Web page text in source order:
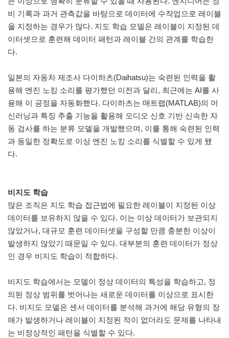
비 기록과 과거 관측값을 바탕으로 데이터에 수작업으로 레이블
을 지정하는 경우가 많다. 지도 학습 모델은 레이블이 지정된 데
이터셋으로 훈련해 데이터 패턴과 레이블 간의 관계를 학습한
다.
일본의 자동차 제조사 다이하츠(Daihatsu)는 숙련된 인력을 활
용해 엔진 노킹 소리를 평가했던 이전과 달리, 최근에는 AI를 사
용해 이 공정을 자동화했다. 다이하츠는 매트랩(MATLAB)의 머
신러닝과 특징 추출 기능을 활용해 오디오 신호 기반 신속한 자
동 검사를 하는 분류 모델을 개발했으며, 이를 통해 숙련된 인력
과 동일한 정확도로 이상 엔진 노킹 소리를 식별할 수 있게 됐
다.
비지도 학습
많은 조직은 지도 학습 접근법에 필요한 레이블이 지정된 이상
데이터를 보유하지 않을 수 있다. 이는 이상 데이터가 보관되지
않았거나, 대규모 훈련 데이터셋을 구성할 만큼 충분한 이상이
발생하지 않았기 때문일 수 있다. 대부분의 훈련 데이터가 정상
인 경우 비지도 학습이 적합하다.
비지도 학습에서는 모델이 정상 데이터의 특성을 학습하고, 정
의된 정상 범위를 벗어나는 새로운 데이터를 이상으로 표시한
다. 비지도 모델은 센서 데이터를 분석해 과거에 해당 유형의 장
애가 발생하거나 레이블이 지정된 적이 없더라도 문제를 나타내
는 비정상적인 패턴을 식별할 수 있다.